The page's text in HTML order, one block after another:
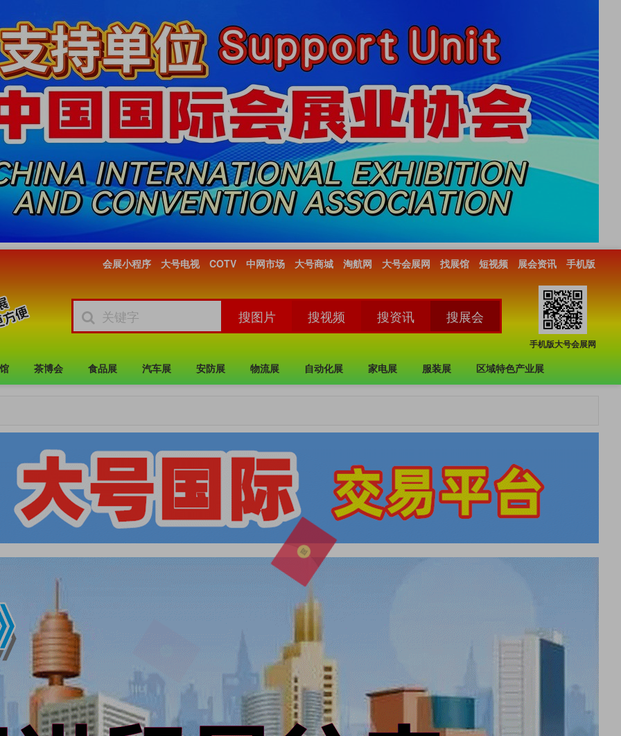
会展小程序 大号电视 COTV 中网市场 大号商城 淘航网 大号会展网 找展馆 短视频 展会资讯 手机版
手机版大号会展网
茶博会 食品展 汽车展 安防展 物流展 自动化展 家电展 服装展 区域特色产业展